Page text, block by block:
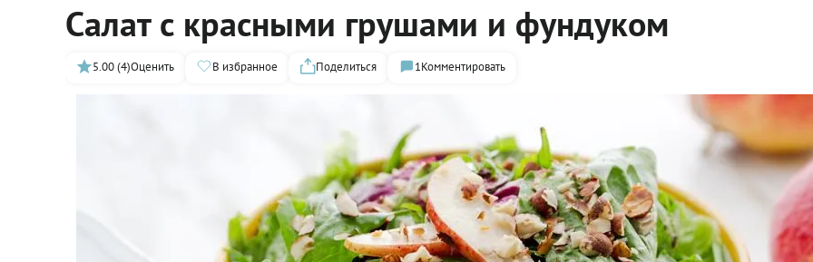
Салат с красными грушами и фундуком
5.00 (4)Оценить В избранное Поделиться 1Комментировать